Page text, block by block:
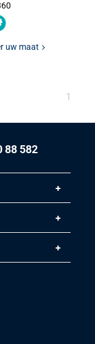
uw maat
U1
88 582